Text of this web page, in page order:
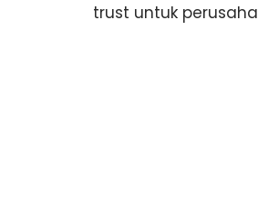
trust untuk